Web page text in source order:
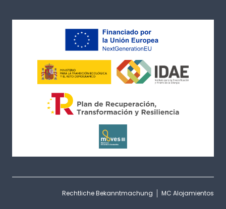
Rechtliche Bekanntmachung MC Alojamientos